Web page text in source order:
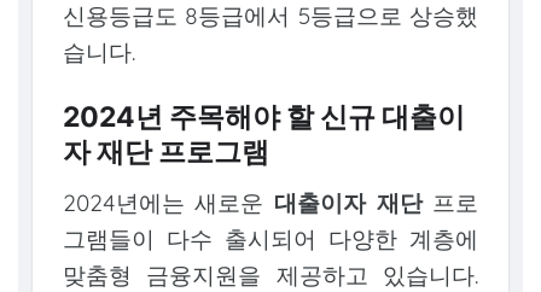
신용등급도 8등급에서 5등급으로 상승했
습니다.
2024년 주목해야 할 신규 대출이
자 재단 프로그램
2024년에는 새로운 대출이자 재단프로
그램들이 다수 출시되어 다양한 계층에
맞춤형 금융지원을 제공하고 있습니다.